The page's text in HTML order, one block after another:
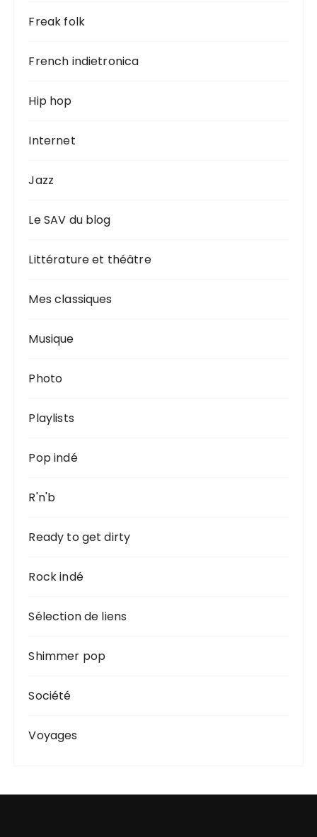
Freak folk
French indietronica
Hip hop
Internet
Jazz
Le SAV du blog
Littérature et théâtre
Mes classiques
Musique
Photo
Playlists
Pop indé
R'n'b
Ready to get dirty
Rock indé
Sélection de liens
Shimmer pop
Société
Voyages